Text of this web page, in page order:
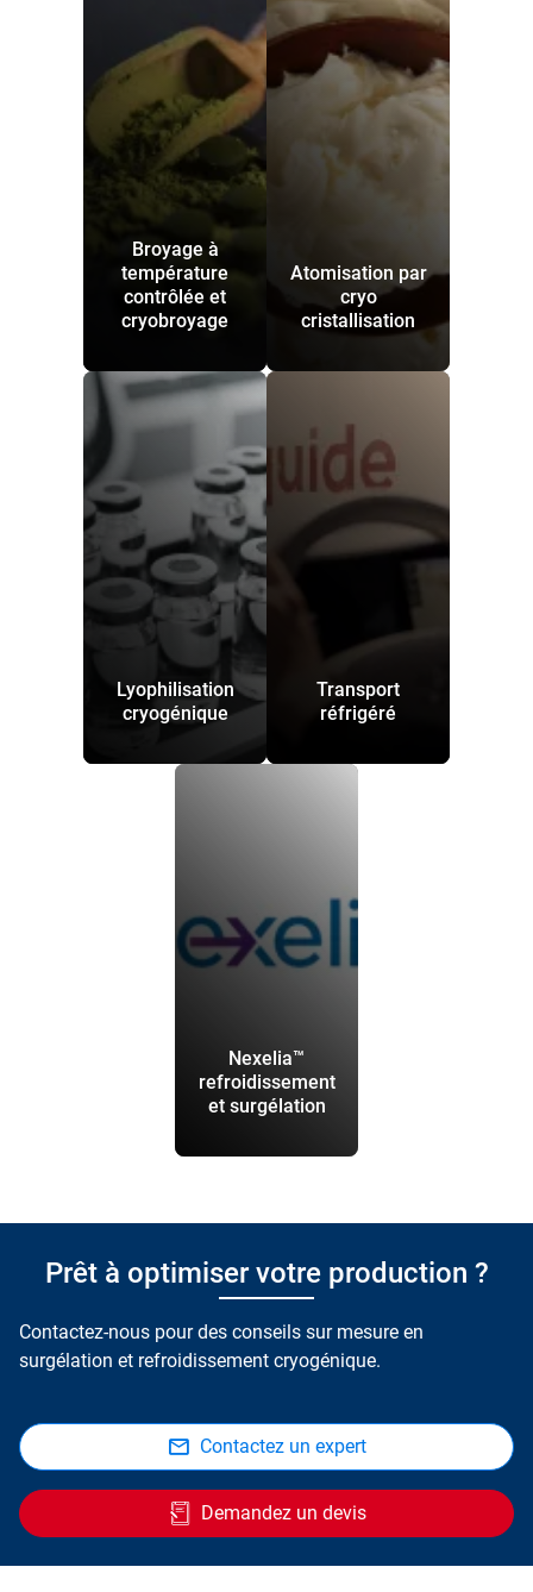
Broyage à
température
contrôlée et
cryobroyage
Atomisation par
cryo
cristallisation
Lyophilisation
cryogénique
Transport
réfrigéré
Nexelia™
refroidissement
et surgélation
Prêt à optimiser votre production ?
Contactez-nous pour des conseils sur mesure en
surgélation et refroidissement cryogénique.
Contactez un expert
Demandez un devis